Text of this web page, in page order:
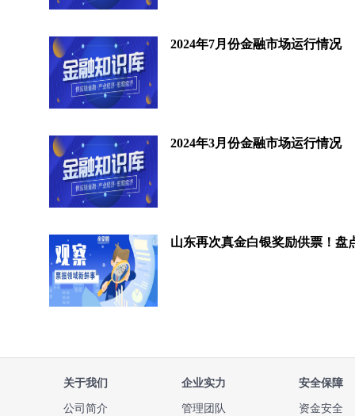
2024年7月份金融市场运行情况
2024年3月份金融市场运行情况
关于我们
公司简介
企业实力
管理团队
安全保障
资金安全